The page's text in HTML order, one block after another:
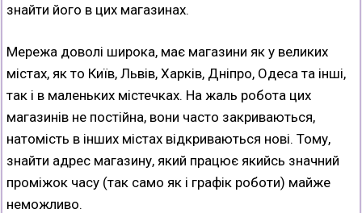
знайти його в цих магазинах.
Мережа доволі широка, має магазини як у великих
містах, як то Київ, Львів, Харків, Дніпро, Одеса та інші,
так і в маленьких містечках. На жаль робота цих
магазинів не постійна, вони часто закриваються,
натомість в інших містах відкриваються нові. Тому,
знайти адрес магазину, який працює якийсь значний
проміжок часу (так само як і графік роботи) майже
неможливо.